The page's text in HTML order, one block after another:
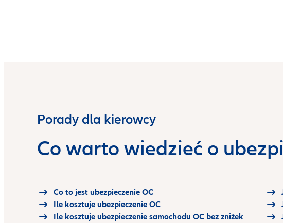
Porady dla kierowcy
Co warto wiedzieć o
Co to jest ubezpieczenie OC
Ile kosztuje ubezpieczenie OC
Ile kosztuje ubezpieczenie samochodu OC bez zniżek